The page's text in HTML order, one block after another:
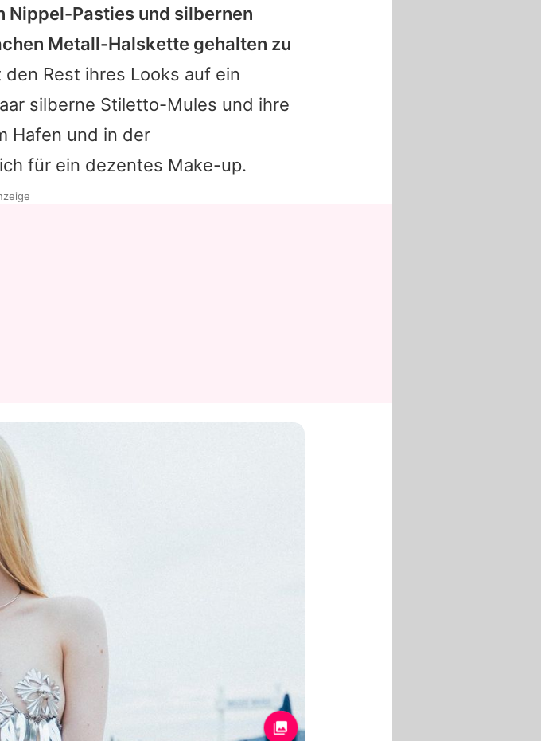
Nippel-Pasties und silbernen
Metall-Halskette gehalten zu
Rest ihres Looks auf ein
silberne Stiletto-Mules und ihre
Hafen und in der
für ein dezentes Make-up.